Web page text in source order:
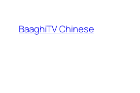
content
BaaghiTV Chinese